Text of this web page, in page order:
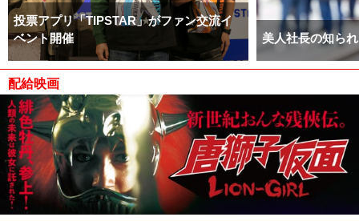
投票アプリ「TIPSTAR」がファン交流イ
ベント開催
美人社長の知ら
配給映画